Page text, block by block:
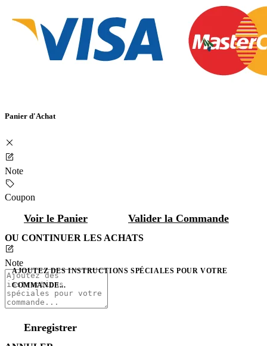
Panier d'Achat
Note
Coupon
Voir le Panier Valider la Commande
OU CONTINUER LES ACHATS
Note
AJOUTEZ DES INSTRUCTIONS SPÉCIALES POUR VOTRE
COMMANDE...
Enregistrer